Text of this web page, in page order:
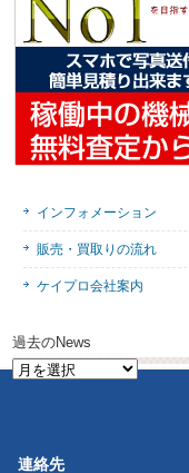
インフォメーション
販売・買取りの流れ
ケイプロ会社案内
過去のNews
過
連絡先